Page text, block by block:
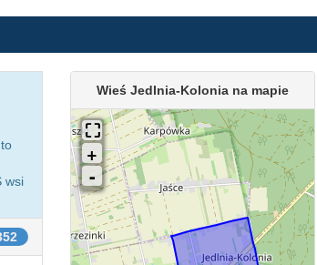
wsi
Wieś Jedlnia-Kolonia na mapie